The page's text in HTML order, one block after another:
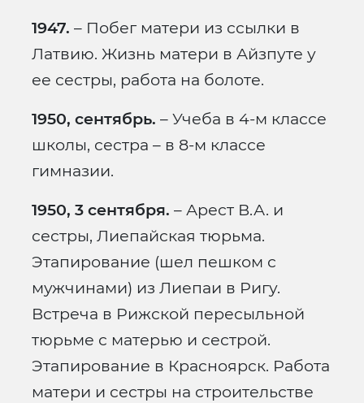
1947. – Побег матери из ссылки в
Латвию. Жизнь матери в Айзпуте у
ее сестры, работа на болоте.
1950, сентябрь. – Учеба в 4-м классе
школы, сестра – в 8-м классе
гимназии.
1950, 3 сентября. – Арест В.А. и
сестры, Лиепайская тюрьма.
Этапирование (шел пешком с
мужчинами) из Лиепаи в Ригу.
Встреча в Рижской пересыльной
тюрьме с матерью и сестрой.
Этапирование в Красноярск. Работа
матери и сестры на строительстве